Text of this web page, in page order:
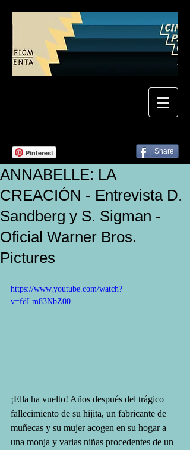
Pinterest Share
ANNABELLE: LA
CREACIÓN - Entrevista D.
Sandberg y S. Sigman -
Oficial Warner Bros.
Pictures
https://www.youtube.com/watch?
v=fdLm83NbZ00
¡Ella ha vuelto! Años después del trágico
fallecimiento de su hijita, un fabricante de
muñecas y su mujer acogen en su hogar a
una monja y varias niñas procedentes de un